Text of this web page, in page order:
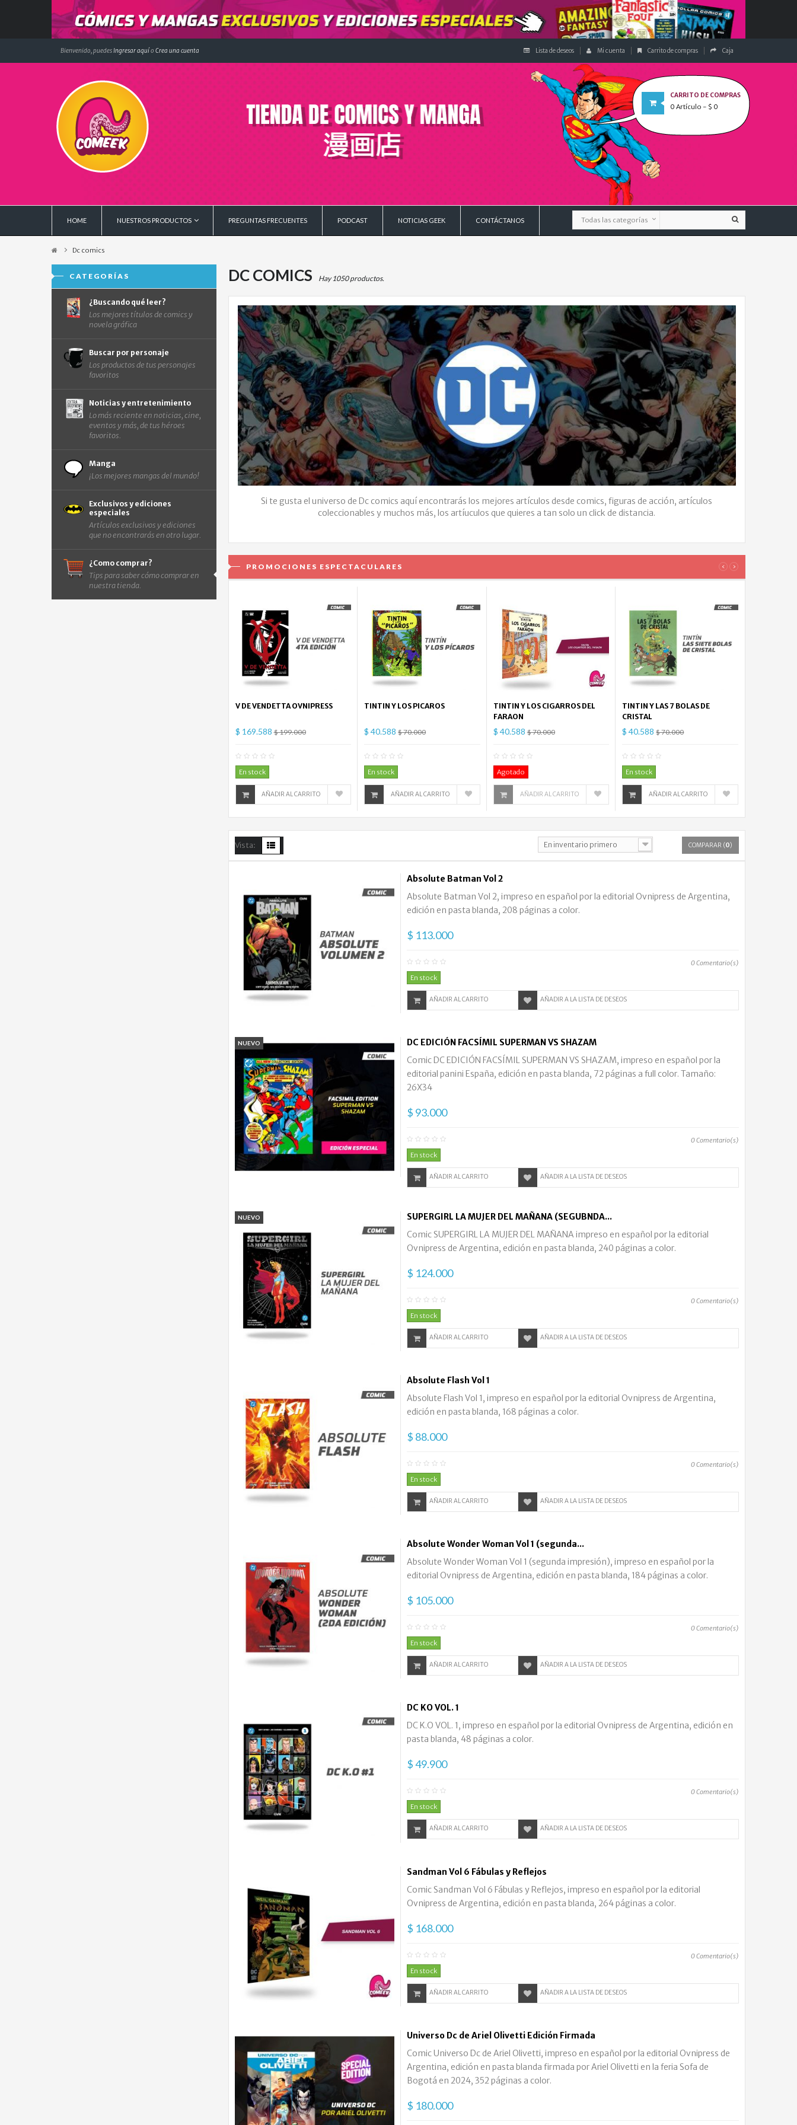
Bienvenido, puedesIngresar aquío Crea una cuenta Lista de deseos Mi cuenta Carrito de compras Caja
CARRITO DE COMPRAS
0 Artículo - $ 0
HOME NUESTROS PRODUCTOS PREGUNTAS FRECUENTES PODCAST NOTICIAS GEEK CONTÁCTANOS
Dc comics
CATEGORÍAS
¿Buscando qué leer?
Los mejores títulos de comics y
novela gráfica
Buscar por personaje
Los productos de tus personajes
favoritos
Noticias y entretenimiento
Lo más reciente en noticias, cine,
eventos y más, de tus héroes
favoritos.
Manga
¡Los mejores mangas del mundo!
Exclusivos y ediciones
especiales
Artículos exclusivos y ediciones
que no encontrarás en otro lugar.
¿Como comprar?
Tips para saber cómo comprar en
nuestra tienda.
DC COMICS Hay 1050 productos.
Si te gusta el universo de Dc comics aquí encontrarás los mejores artículos desde comics, figuras de acción, artículos
coleccionables y muchos más, los artíuculos que quieres a tan solo un click de distancia.
PROMOCIONES ESPECTACULARES ‹ ›
V DE VENDETTA OVNIPRESS
$ 169.588$ 199.000
En stock
AÑADIR AL CARRITO
TINTIN Y LOS PICAROS
$ 40.588$ 70.000
En stock
AÑADIR AL CARRITO
TINTIN Y LOS CIGARROS DEL
FARAON
$ 40.588$ 70.000
Agotado
AÑADIR AL CARRITO
TINTIN Y LAS 7 BOLAS DE
CRISTAL
$ 40.588$ 70.000
En stock
AÑADIR AL CARRITO
Vista: En inventario primero COMPARAR (0)
Absolute Batman Vol 2
Absolute Batman Vol 2, impreso en español por la editorial Ovnipress de Argentina,
edición en pasta blanda, 208 páginas a color.
$ 113.000
0Comentario(s)
En stock
AÑADIR AL CARRITO AÑADIR A LA LISTA DE DESEOS
NUEVO
DC EDICIÓN FACSÍMIL SUPERMAN VS SHAZAM
Comic DC EDICIÓN FACSÍMIL SUPERMAN VS SHAZAM, impreso en español por la
editorial panini España, edición en pasta blanda, 72 páginas a full color. Tamaño:
26X34
$ 93.000
0Comentario(s)
En stock
AÑADIR AL CARRITO AÑADIR A LA LISTA DE DESEOS
NUEVO
SUPERGIRL LA MUJER DEL MAÑANA (SEGUBNDA...
Comic SUPERGIRL LA MUJER DEL MAÑANA impreso en español por la editorial
Ovnipress de Argentina, edición en pasta blanda, 240 páginas a color.
$ 124.000
0Comentario(s)
En stock
AÑADIR AL CARRITO AÑADIR A LA LISTA DE DESEOS
Absolute Flash Vol 1
Absolute Flash Vol 1, impreso en español por la editorial Ovnipress de Argentina,
edición en pasta blanda, 168 páginas a color.
$ 88.000
0Comentario(s)
En stock
AÑADIR AL CARRITO AÑADIR A LA LISTA DE DESEOS
Absolute Wonder Woman Vol 1 (segunda...
Absolute Wonder Woman Vol 1 (segunda impresión), impreso en español por la
editorial Ovnipress de Argentina, edición en pasta blanda, 184 páginas a color.
$ 105.000
0Comentario(s)
En stock
AÑADIR AL CARRITO AÑADIR A LA LISTA DE DESEOS
DC KO VOL. 1
DC K.O VOL. 1, impreso en español por la editorial Ovnipress de Argentina, edición en
pasta blanda, 48 páginas a color.
$ 49.900
0Comentario(s)
En stock
AÑADIR AL CARRITO AÑADIR A LA LISTA DE DESEOS
Sandman Vol 6 Fábulas y Reflejos
Comic Sandman Vol 6 Fábulas y Reflejos, impreso en español por la editorial
Ovnipress de Argentina, edición en pasta blanda, 264 páginas a color.
$ 168.000
0Comentario(s)
En stock
AÑADIR AL CARRITO AÑADIR A LA LISTA DE DESEOS
Universo Dc de Ariel Olivetti Edición Firmada
Comic Universo Dc de Ariel Olivetti, impreso en español por la editorial Ovnipress de
Argentina, edición en pasta blanda firmada por Ariel Olivetti en la feria Sofa de
Bogotá en 2024, 352 páginas a color.
$ 180.000